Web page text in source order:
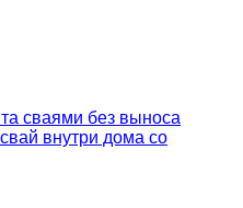
сваями без выноса
внутри дома со